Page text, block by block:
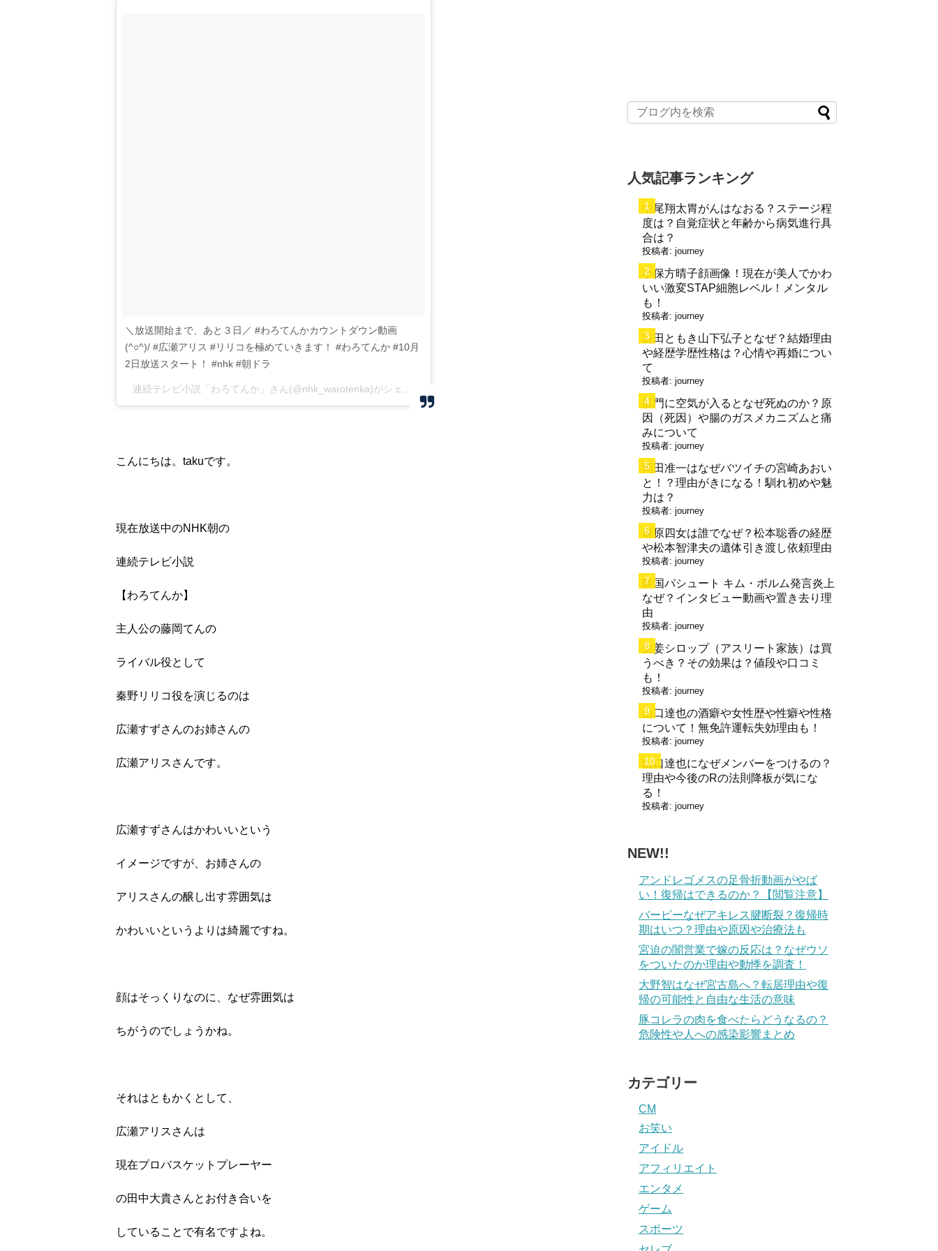
＼放送開始まで、あと３日／ #わろてんかカウントダウン動画
(^○^)/ #広瀬アリス #リリコを極めていきます！ #わろてんか #10月
2日放送スタート！ #nhk #朝ドラ
連続テレビ小説「わろてんか」さん(@nhk_warotenka)がシェアした投稿 –
こんにちは。takuです。
現在放送中のNHK朝の
連続テレビ小説
【わろてんか】
主人公の藤岡てんの
ライバル役として
秦野リリコ役を演じるのは
広瀬すずさんのお姉さんの
広瀬アリスさんです。
広瀬すずさんはかわいいという
イメージですが、お姉さんの
アリスさんの醸し出す雰囲気は
かわいいというよりは綺麗ですね。
顔はそっくりなのに、なぜ雰囲気は
ちがうのでしょうかね。
それはともかくとして、
広瀬アリスさんは
現在プロバスケットプレーヤー
の田中大貴さんとお付き合いを
していることで有名ですよね。
人気記事ランキング
中尾翔太胃がんはなおる？ステージ程
度は？自覚症状と年齢から病気進行具
合は？
投稿者: journey
小保方晴子顔画像！現在が美人でかわ
いい激変STAP細胞レベル！メンタル
も！
投稿者: journey
前田ともき山下弘子となぜ？結婚理由
や経歴学歴性格は？心情や再婚につい
て
投稿者: journey
肛門に空気が入るとなぜ死ぬのか？原
因（死因）や腸のガスメカニズムと痛
みについて
投稿者: journey
岡田准一はなぜバツイチの宮崎あおい
と！？理由がきになる！馴れ初めや魅
力は？
投稿者: journey
麻原四女は誰でなぜ？松本聡香の経歴
や松本智津夫の遺体引き渡し依頼理由
投稿者: journey
韓国パシュート キム・ボルム発言炎上
なぜ？インタビュー動画や置き去り理
由
投稿者: journey
生姜シロップ（アスリート家族）は買
うべき？その効果は？値段や口コミ
も！
投稿者: journey
山口達也の酒癖や女性歴や性癖や性格
について！無免許運転失効理由も！
投稿者: journey
山口達也になぜメンバーをつけるの？
理由や今後のRの法則降板が気にな
る！
投稿者: journey
NEW!!
アンドレゴメスの足骨折動画がやば
い！復帰はできるのか？【閲覧注意】
バービーなぜアキレス腱断裂？復帰時
期はいつ？理由や原因や治療法も
宮迫の闇営業で嫁の反応は？なぜウソ
をついたのか理由や動悸を調査！
大野智はなぜ宮古島へ？転居理由や復
帰の可能性と自由な生活の意味
豚コレラの肉を食べたらどうなるの？
危険性や人への感染影響まとめ
カテゴリー
CM
お笑い
アイドル
アフィリエイト
エンタメ
ゲーム
スポーツ